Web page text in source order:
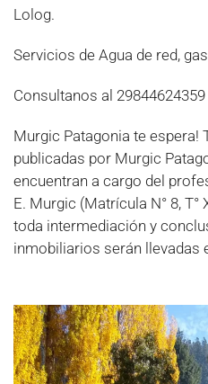
Lolog.
Servicios de Agua de red,
Consultanos al
Murgic Patagonia te espera!
publicadas por Murgic
encuentran a cargo del
E. Murgic (Matrícula N° 8, T°
toda intermediación y
inmobiliarios serán llevadas